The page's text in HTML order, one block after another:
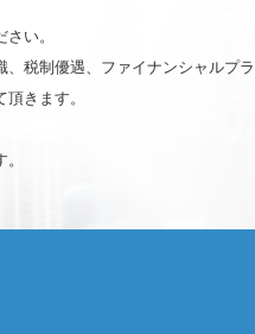
い。
、税制優遇、ファイナンシャルプ
きます。